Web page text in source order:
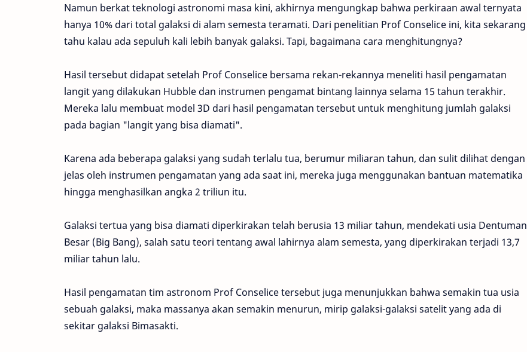
Namun berkat teknologi astronomi masa kini, akhirnya mengungkap bahwa perkiraan awal ternyata
hanya 10% dari total galaksi di alam semesta teramati. Dari penelitian Prof Conselice ini, kita sekarang
tahu kalau ada sepuluh kali lebih banyak galaksi. Tapi, bagaimana cara menghitungnya?
Hasil tersebut didapat setelah Prof Conselice bersama rekan-rekannya meneliti hasil pengamatan
langit yang dilakukan Hubble dan instrumen pengamat bintang lainnya selama 15 tahun terakhir.
Mereka lalu membuat model 3D dari hasil pengamatan tersebut untuk menghitung jumlah galaksi
pada bagian "langit yang bisa diamati".
Karena ada beberapa galaksi yang sudah terlalu tua, berumur miliaran tahun, dan sulit dilihat dengan
jelas oleh instrumen pengamatan yang ada saat ini, mereka juga menggunakan bantuan matematika
hingga menghasilkan angka 2 triliun itu.
Galaksi tertua yang bisa diamati diperkirakan telah berusia 13 miliar tahun, mendekati usia Dentuman
Besar (Big Bang), salah satu teori tentang awal lahirnya alam semesta, yang diperkirakan terjadi 13,7
miliar tahun lalu.
Hasil pengamatan tim astronom Prof Conselice tersebut juga menunjukkan bahwa semakin tua usia
sebuah galaksi, maka massanya akan semakin menurun, mirip galaksi-galaksi satelit yang ada di
sekitar galaksi Bimasakti.